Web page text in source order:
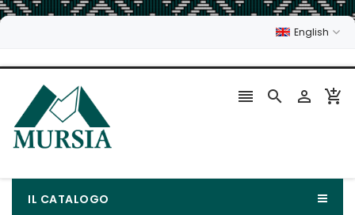
English
   
IL CATALOGO